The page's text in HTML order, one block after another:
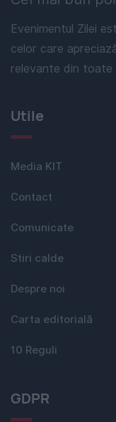
Evenimentul Zilei
celor care
relevante din
Utile
Media KIT
Contact
Comunicate
Stiri calde
Despre noi
Carta editorială
10 Reguli
GDPR